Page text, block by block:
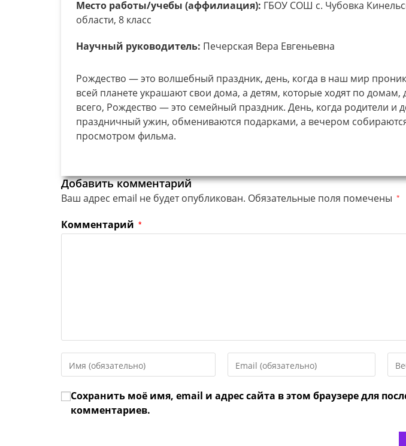
Место работы/учебы (аффилиация): ГБОУ СОШ с. Чубовка
области, 8 класс
Научный руководитель: Печерская Вера Евгеньевна
Рождество — это волшебный праздник, день, когда в наш мир
всей планете украшают свои дома, а детям, которые ходят по
всего, Рождество — это семейный праздник. День, когда родители и
праздничный ужин, обмениваются подарками, а вечером
просмотром фильма.
Добавить комментарий
Ваш адрес email не будет опубликован. Обязательные поля помечены *
Комментарий *
свое
или
имя
свой
адрес,
URL
веб-
Сохранить моё имя, email и адрес сайта в этом браузере для
комментариев.